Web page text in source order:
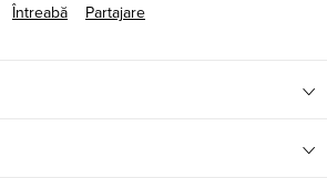
Întreabă Partajare